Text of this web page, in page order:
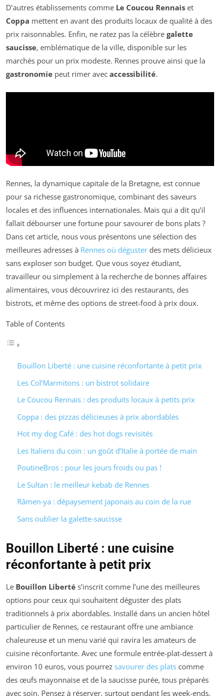
D’autres établissements comme Le Coucou Rennais et
Coppa mettent en avant des produits locaux de qualité à des
prix raisonnables. Enfin, ne ratez pas la célèbre galette
saucisse, emblématique de la ville, disponible sur les
marchés pour un prix modeste. Rennes prouve ainsi que la
gastronomie peut rimer avec accessibilité.
Rennes, la dynamique capitale de la Bretagne, est connue
pour sa richesse gastronomique, combinant des saveurs
locales et des influences internationales. Mais qui a dit qu’il
fallait débourser une fortune pour savourer de bons plats ?
Dans cet article, nous vous présentons une sélection des
meilleures adresses à Rennes où déguster des mets délicieux
sans exploser son budget. Que vous soyez étudiant,
travailleur ou simplement à la recherche de bonnes affaires
alimentaires, vous découvrirez ici des restaurants, des
bistrots, et même des options de street-food à prix doux.
Table of Contents
Bouillon Liberté : une cuisine réconfortante à petit prix
Les Col’Marmitons : un bistrot solidaire
Le Coucou Rennais : des produits locaux à petits prix
Coppa : des pizzas délicieuses à prix abordables
Hot my dog Café : des hot dogs revisités
Les Italiens du coin : un goût d’Italie à portée de main
PoutineBros : pour les jours froids ou pas !
Le Sultan : le meilleur kebab de Rennes
Râmen-ya : dépaysement japonais au coin de la rue
Sans oublier la galette-saucisse
Bouillon Liberté : une cuisine
réconfortante à petit prix
Le Bouillon Liberté s’inscrit comme l’une des meilleures
options pour ceux qui souhaitent déguster des plats
traditionnels à prix abordables. Installé dans un ancien hôtel
particulier de Rennes, ce restaurant offre une ambiance
chaleureuse et un menu varié qui ravira les amateurs de
cuisine réconfortante. Avec une formule entrée-plat-dessert à
environ 10 euros, vous pourrez savourer des plats comme
des œufs mayonnaise et de la saucisse purée, tous préparés
avec soin. Pensez à réserver, surtout pendant les week-ends,